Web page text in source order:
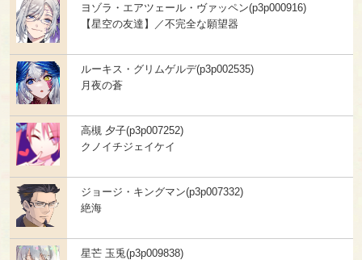
ヨゾラ・エアツェール・ヴァッペン(p3p000916)
【星空の友達】／不完全な願望器
ルーキス・グリムゲルデ(p3p002535)
月夜の蒼
高槻 夕子(p3p007252)
クノイチジェイケイ
ジョージ・キングマン(p3p007332)
絶海
星芒 玉兎(p3p009838)